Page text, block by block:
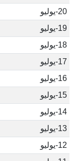
20-يوليو
19-يوليو
18-يوليو
17-يوليو
16-يوليو
15-يوليو
14-يوليو
13-يوليو
12-يوليو